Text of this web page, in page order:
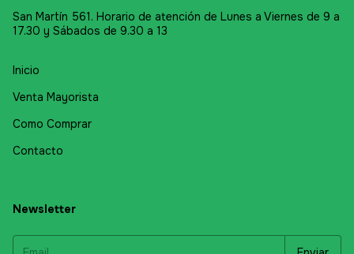
San Martín 561. Horario de atención de Lunes a Viernes de 9 a
17.30 y Sábados de 9.30 a 13
Inicio
Venta Mayorista
Como Comprar
Contacto
Newsletter